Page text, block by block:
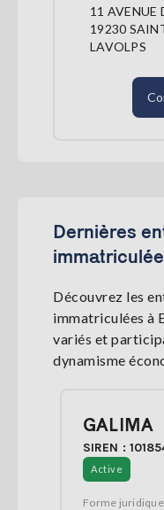
11 AVENUE
19230
LAVOLPS
Dernières
Découvrez les
immatriculées à
variés et
dynamisme
GALIMA
SIREN :
Active
Forme juridique